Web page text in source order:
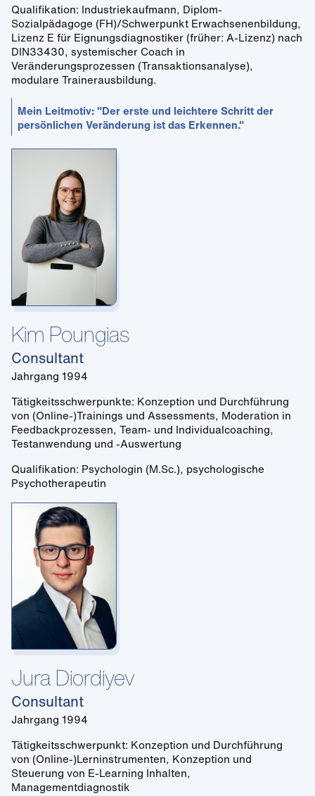
Qualifikation: Industriekaufmann, Diplom-
Sozialpädagoge (FH)/Schwerpunkt Erwachsenenbildung,
Lizenz E für Eignungsdiagnostiker (früher: A-Lizenz) nach
DIN33430, systemischer Coach in
Veränderungsprozessen (Transaktionsanalyse),
modulare Trainerausbildung.
Mein Leitmotiv: "Der erste und leichtere Schritt der
persönlichen Veränderung ist das Erkennen."
Kim Poungias
Consultant
Jahrgang 1994
Tätigkeitsschwerpunkte: Konzeption und Durchführung
von (Online-)Trainings und Assessments, Moderation in
Feedbackprozessen, Team- und Individualcoaching,
Testanwendung und -Auswertung
Qualifikation: Psychologin (M.Sc.), psychologische
Psychotherapeutin
Jura Diordiyev
Consultant
Jahrgang 1994
Tätigkeitsschwerpunkt: Konzeption und Durchführung
von (Online-)Lerninstrumenten, Konzeption und
Steuerung von E-Learning Inhalten,
Managementdiagnostik